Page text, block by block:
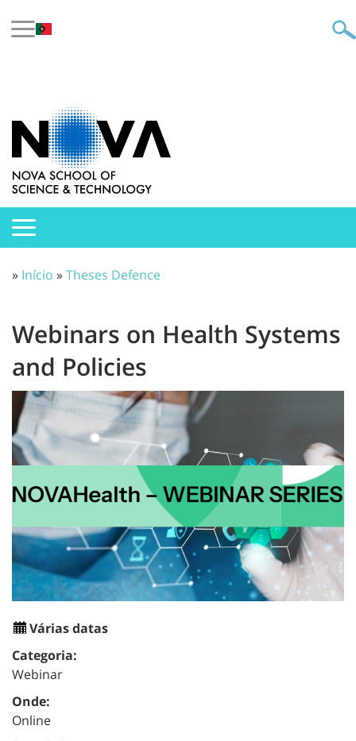
» Início »Theses Defence
Webinars on Health Systems
and Policies
Várias datas
Categoria:
Webinar
Onde:
Online